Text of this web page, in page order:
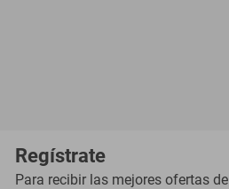
Regístrate
Para recibir las mejores ofertas de